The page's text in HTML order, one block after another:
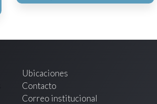
Ubicaciones
Contacto
Correo institucional